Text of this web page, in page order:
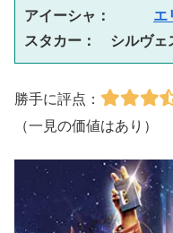
アイーシャ： エ
スタカー：　シルヴ
勝手に評点：
（一見の価値はあり）